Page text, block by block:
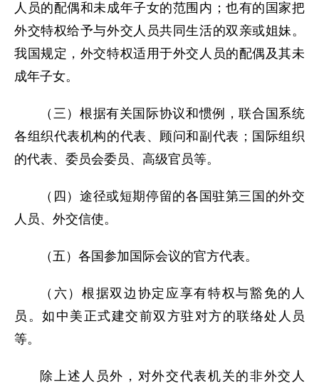
人员的配偶和未成年子女的范围内；也有的国家把
外交特权给予与外交人员共同生活的双亲或姐妹。
我国规定，外交特权适用于外交人员的配偶及其未
成年子女。
（三）根据有关国际协议和惯例，联合国系统
各组织代表机构的代表、顾问和副代表；国际组织
的代表、委员会委员、高级官员等。
（四）途径或短期停留的各国驻第三国的外交
人员、外交信使。
（五）各国参加国际会议的官方代表。
（六）根据双边协定应享有特权与豁免的人
员。如中美正式建交前双方驻对方的联络处人员
等。
除上述人员外，对外交代表机关的非外交人